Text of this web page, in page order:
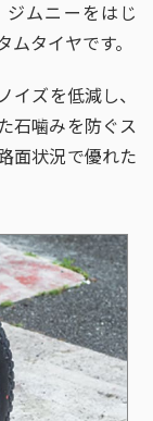
ジムニーをはじ
タイヤです。
イズを低減し、
石噛みを防ぐス
面状況で優れた